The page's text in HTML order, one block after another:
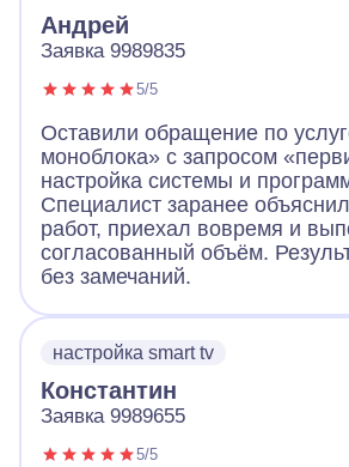
Андрей
Заявка 9989835
5/5
Оставили обращение по
моноблока» с запросом
настройка системы и
Специалист заранее
работ, приехал вовремя и
согласованный объём.
без замечаний.
настройка smart tv
Константин
Заявка 9989655
5/5